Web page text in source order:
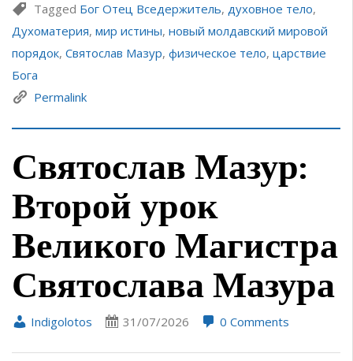
Tagged Бог Отец Вседержитель, духовное тело,
Духоматерия, мир истины, новый молдавский мировой
порядок, Святослав Мазур, физическое тело, царствие
Бога
Permalink
Святослав Мазур:
Второй урок
Великого Магистра
Святослава Мазура
Indigolotos 31/07/2026 0 Comments